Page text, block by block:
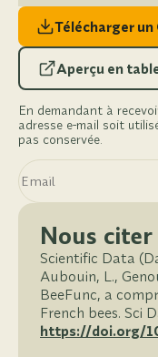
Télécharger un
Aperçu en
En demandant à
adresse e-mail soit
pas conservée.
Nous citer
Scientific Data
Aubouin, L.,
BeeFunc, a
French bees. Sci
https://doi.org/